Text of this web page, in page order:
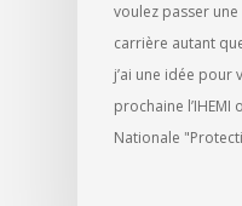
voulez passer
carrière autant
j’ai une idée pour
prochaine l’IHEMI
Nationale